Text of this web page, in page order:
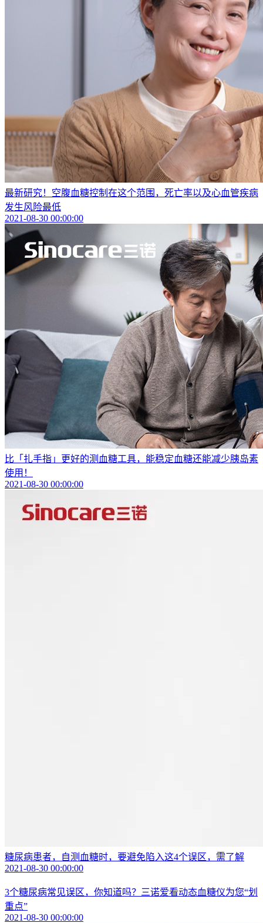
最新研究！空腹血糖控制在这个范围，死亡率以及心血管疾病
发生风险最低
2021-08-30 00:00:00
比「扎手指」更好的测血糖工具，能稳定血糖还能减少胰岛素
使用！
2021-08-30 00:00:00
糖尿病患者，自测血糖时，要避免陷入这4个误区，需了解
2021-08-30 00:00:00
3个糖尿病常见误区，你知道吗？三诺爱看动态血糖仪为您“划
重点”
2021-08-30 00:00:00